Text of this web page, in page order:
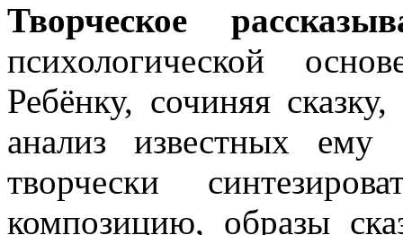
Творческое
психологической
Ребёнку, сочиняя
анализ известных ему
творчески
композицию, образы